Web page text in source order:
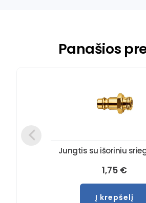
Panašios
Jungtis su išoriniu
1,75 €
Į krepšelį